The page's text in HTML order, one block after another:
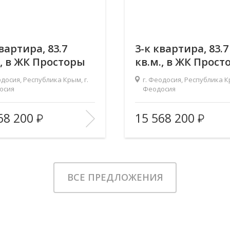
83.7
в ЖК Просторы
Республика Крым, г.
(общ/жил/
83.7/46.6/16.14
200
3-к квартира, 83.7
кв.м., в ЖК
Крыма
г. Феодосия, Республика
Феодосия
Площадь (общ/жил/
кух), м2 :
83.7/
В ИЗБРАННОЕ
15 568 200
ВСЕ ПРЕДЛОЖЕНИЯ